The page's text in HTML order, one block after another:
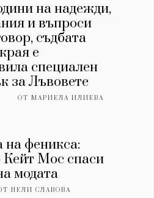
на надежди,
и въпроси
съдбата
е
специален
за Лъвовете
ОТМАРИЕЛА ИЛИЕВА
на феникса:
Кейт Мос спаси
модата
НЕЛИ СЛАВОВА